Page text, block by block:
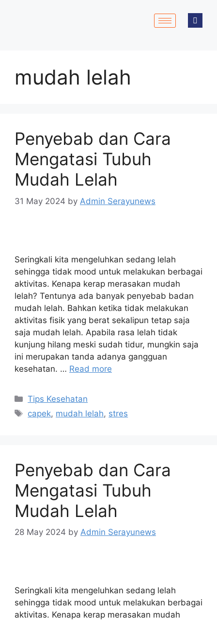
mudah lelah
Penyebab dan Cara
Mengatasi Tubuh
Mudah Lelah
31 May 2024 by Admin Serayunews
Seringkali kita mengeluhkan sedang lelah
sehingga tidak mood untuk melakukan berbagai
aktivitas. Kenapa kerap merasakan mudah
lelah? Tentunya ada banyak penyebab badan
mudah lelah. Bahkan ketika tidak melakukan
aktivitas fisik yang berat sekalipun tetap saja
saja mudah lelah. Apabila rasa lelah tidak
kunjung hilang meski sudah tidur, mungkin saja
ini merupakan tanda adanya gangguan
kesehatan. … Read more
Tips Kesehatan
capek, mudah lelah, stres
Penyebab dan Cara
Mengatasi Tubuh
Mudah Lelah
28 May 2024 by Admin Serayunews
Seringkali kita mengeluhkan sedang lelah
sehingga tidak mood untuk melakukan berbagai
aktivitas. Kenapa kerap merasakan mudah